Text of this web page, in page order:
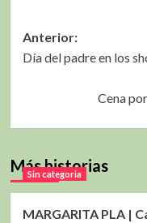
Navegación
de
entradas
Anterior:
Día del padre en los
Cena
Más historias
Sin categoria
MARGARITA PLA |